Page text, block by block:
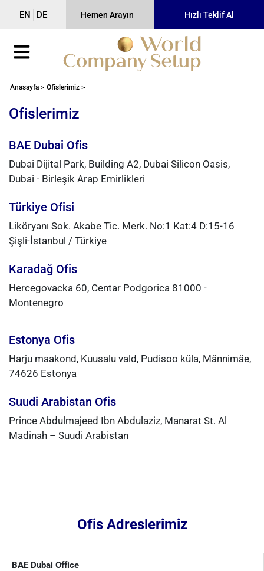
EN DE Hemen Arayın Hızlı Teklif Al
Anasayfa > Ofislerimiz >
Ofislerimiz
BAE Dubai Ofis
Dubai Dijital Park, Building A2, Dubai Silicon Oasis,
Dubai - Birleşik Arap Emirlikleri
Türkiye Ofisi
Liköryanı Sok. Akabe Tic. Merk. No:1 Kat:4 D:15-16
Şişli-İstanbul / Türkiye
Karadağ Ofis
Hercegovacka 60, Centar Podgorica 81000 -
Montenegro
Estonya Ofis
Harju maakond, Kuusalu vald, Pudisoo küla, Männimäe,
74626 Estonya
Suudi Arabistan Ofis
Prince Abdulmajeed Ibn Abdulaziz, Manarat St. Al
Madinah – Suudi Arabistan
Ofis Adreslerimiz
BAE Dubai Office